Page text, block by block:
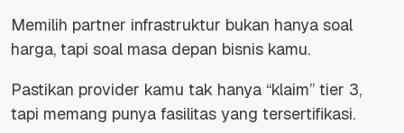
Memilih partner infrastruktur bukan hanya soal
harga, tapi soal masa depan bisnis kamu.
Pastikan provider kamu tak hanya “klaim” tier 3,
tapi memang punya fasilitas yang tersertifikasi.